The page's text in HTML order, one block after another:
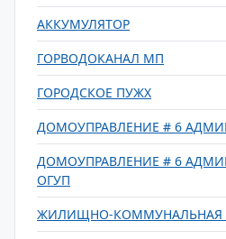
АККУМУЛЯТОР
ГОРВОДОКАНАЛ МП
ГОРОДСКОЕ ПУЖХ
ДОМОУПРАВЛЕНИЕ # 6
ДОМОУПРАВЛЕНИЕ # 6
ОГУП
ЖИЛИЩНО-КОММУНАЛЬНАЯ